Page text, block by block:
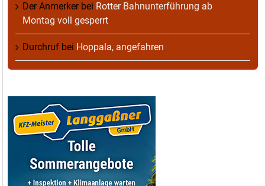
Der Anmerkerbei Rotter Bahnunterführung ab
Montag voll gesperrt
Durchruf bei Hoppala, angefahren